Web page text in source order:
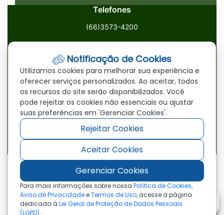
Telefones
(66)3573-4200
ouvidoria@paranatinga.mt.gov.br
Localização
Av. Brasil, 1900, Centro, Paranatinga/MT, 78870-000
Redes Sociais
Acessar
a
Rede
Social
Facebook
Acessar
a
Rede
Social
Youtube
Acessar
a
Rede
Social
©2026 - Prefeitura Municipal de Paranatinga - MT
- Todos os direitos reservados
Notificação de Cookies
Utilizamos cookies para melhorar sua experiência e
oferecer serviços personalizados. Ao aceitar, todos
os recursos do site serão disponibilizados. Você
pode rejeitar os cookies não essenciais ou ajustar
suas preferências em 'Gerenciar Cookies'.
Rejeitar Cookies
Aceitar Cookies
Gerenciar Cookies
Para mais informações sobre nossa Política de Cookies,
Aviso de PrivacidadeeTermos de Uso, acesse a página
dedicada à Lei Geral de Proteção de Dados Pessoais
(LGPD).